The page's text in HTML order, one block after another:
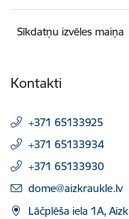
Sīkdatņu izvēles maiņa
Kontakti
+371 65133925
+371 65133934
+371 65133930
E-pasts:
dome@aizkraukle.lv
Lāčplēša iela 1A,